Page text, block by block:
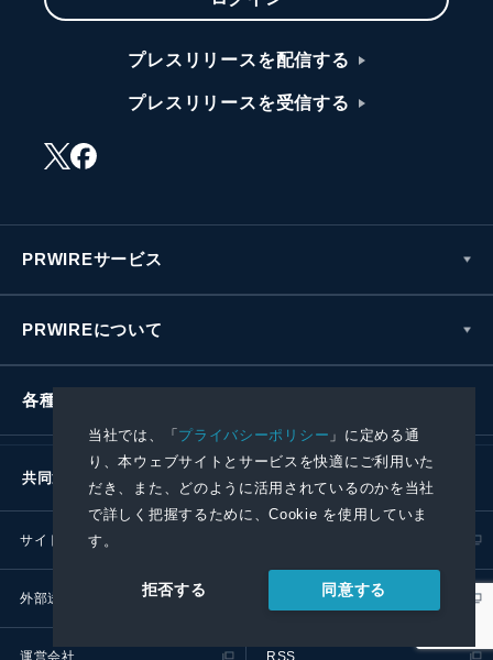
当社では、「プライバシーポリシー 」に定める通
り、本ウェブサイトとサービスを快適にご利用いた
だき、また、どのように活用されているのかを当社
で詳しく把握するために、Cookie を使用していま
す。
拒否する 同意する
プレスリリースを配信する
プレスリリースを受信する
PRWIREサービス
PRWIREについて
各種お問い合わせ
共同通信社グループ
サイトポリシー
外部送信ポリシー プレスリリース取扱基準
運営会社 RSS